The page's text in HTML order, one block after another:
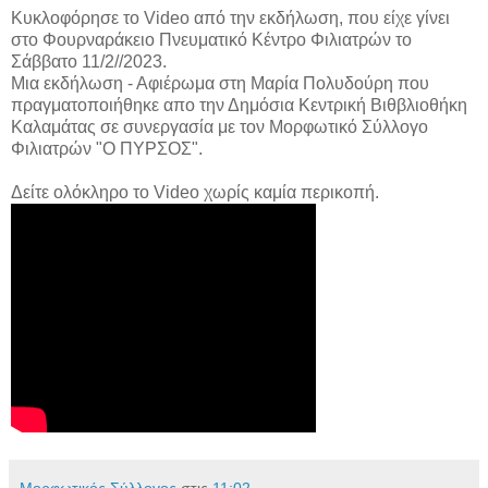
Κυκλοφόρησε το Video από την εκδήλωση, που είχε γίνει
στο Φουρναράκειο Πνευματικό Κέντρο Φιλιατρών το
Σάββατο 11/2//2023.
Μια εκδήλωση - Αφιέρωμα στη Μαρία Πολυδούρη που
πραγματοποιήθηκε απο την Δημόσια Κεντρική Βιθβλιοθήκη
Καλαμάτας σε συνεργασία με τον Μορφωτικό Σύλλογο
Φιλιατρών "Ο ΠΥΡΣΟΣ".
Δείτε ολόκληρο το Video χωρίς καμία περικοπή.